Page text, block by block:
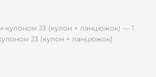
Оберіть розмір, надішліть текст/
J3 (кулон + ланцюжок)